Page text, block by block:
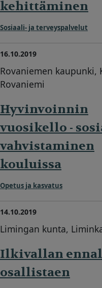
kehittäminen
Sosiaali- ja terveyspalvelut
16.10.2019
Rovaniemen kaupunki,
Rovaniemi
Hyvinvoinnin
vuosikello -
vahvistaminen
kouluissa
Opetus ja kasvatus
14.10.2019
Limingan kunta,
Ilkivallan
osallistaen